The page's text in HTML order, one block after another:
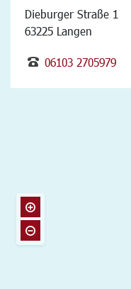
Dieburger Straße 1
63225 Langen
06103 2705979